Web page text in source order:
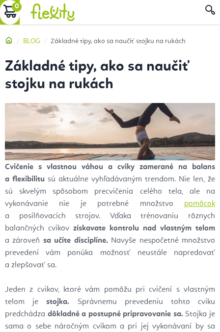
Prejsť
na
NÁKUPNÝ
Domov
BLOG Základné tipy, ako sa naučiť stojku na rukách
Základné tipy, ako sa naučiť
stojku na rukách
Cvičenie s vlastnou váhou a
cviky zamerané na balans
a flexibilitu sú aktuálne vyhľadávaným trendom. Nie len, že
sú skvelým spôsobom precvičenia celého tela, ale na
vykonávanie nie je potrebné množstvo pomôcok
a
posilňovacích strojov. Vďaka trénovaniu rôznych
balančných cvikov získavate kontrolu nad vlastným telom
a zároveň sa učíte disciplíne. Navyše nespočetné množstvo
prevedení vám ponúka možnosť neustále napredovať
a zlepšovať sa.
Jeden z cvikov, ktoré vám pomôžu pri cvičení s vlastným
telom jestojka. Správnemu prevedeniu tohto cviku
predchádza dôkladné a postupné pripravovanie sa. Stojka je
samao sebe náročným cvikom a pri jej vykonávaní by sa